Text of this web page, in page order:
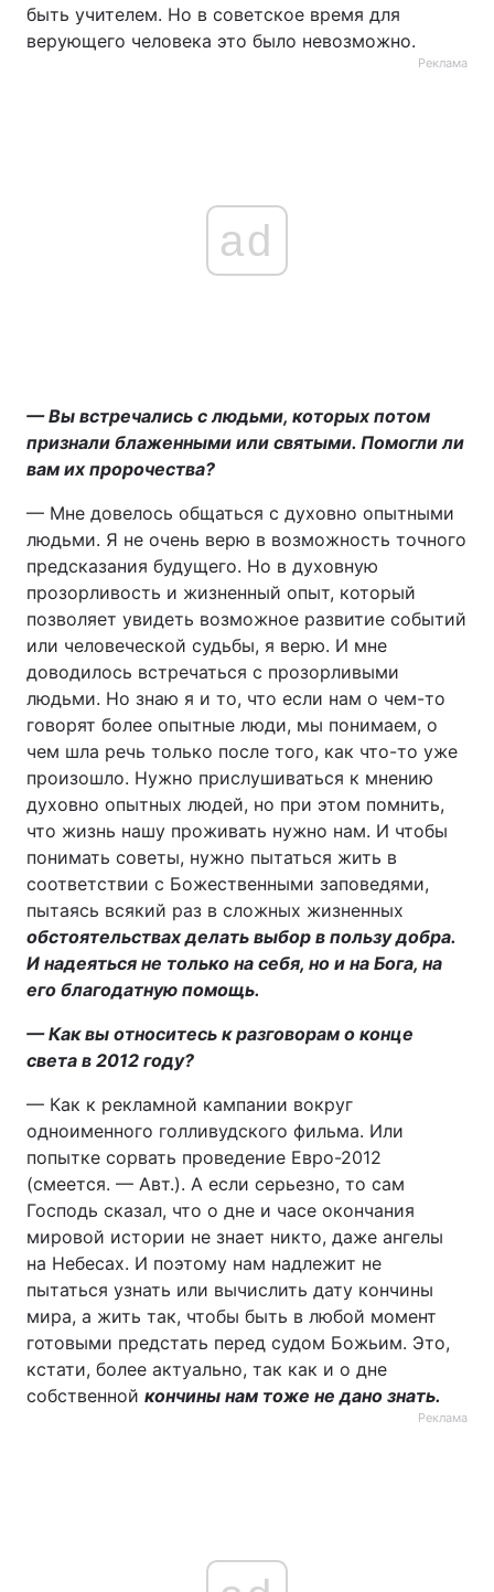
быть учителем. Но в советское время для
верующего человека это было невозможно.
Реклама
ad
— Вы встречались с людьми, которых потом
признали блаженными или святыми. Помогли ли
вам их пророчества?
— Мне довелось общаться с духовно опытными
людьми. Я не очень верю в возможность точного
предсказания будущего. Но в духовную
прозорливость и жизненный опыт, который
позволяет увидеть возможное развитие событий
или человеческой судьбы, я верю. И мне
доводилось встречаться с прозорливыми
людьми. Но знаю я и то, что если нам о чем-то
говорят более опытные люди, мы понимаем, о
чем шла речь только после того, как что-то уже
произошло. Нужно прислушиваться к мнению
духовно опытных людей, но при этом помнить,
что жизнь нашу проживать нужно нам. И чтобы
понимать советы, нужно пытаться жить в
соответствии с Божественными заповедями,
пытаясь всякий раз в сложных жизненных
обстоятельствах делать выбор в пользу добра.
И надеяться не только на себя, но и на Бога, на
его благодатную помощь.
— Как вы относитесь к разговорам о конце
света в 2012 году?
— Как к рекламной кампании вокруг
одноименного голливудского фильма. Или
попытке сорвать проведение Евро-2012
(смеется. — Авт.). А если серьезно, то сам
Господь сказал, что о дне и часе окончания
мировой истории не знает никто, даже ангелы
на Небесах. И поэтому нам надлежит не
пытаться узнать или вычислить дату кончины
мира, а жить так, чтобы быть в любой момент
готовыми предстать перед судом Божьим. Это,
кстати, более актуально, так как и о дне
собственной кончины нам тоже не дано знать.
Реклама